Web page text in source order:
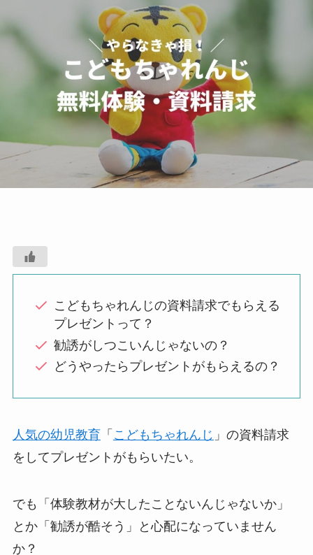
こどもちゃれんじの資料請求でもらえる
プレゼントって？
勧誘がしつこいんじゃないの？
どうやったらプレゼントがもらえるの？
人気の幼児教育「 こどもちゃれんじ 」の資料請求
をしてプレゼントがもらいたい。
でも「体験教材が大したことないんじゃないか」
とか「勧誘が酷そう」と心配になっていません
か？